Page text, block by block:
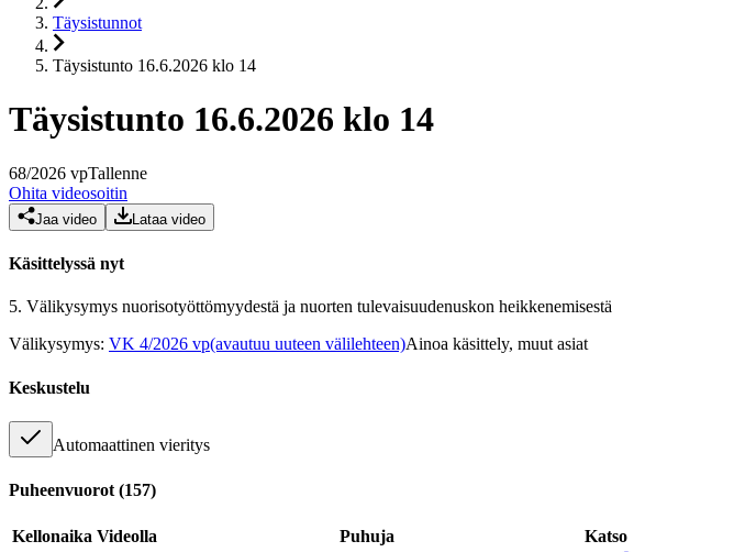
Täysistunnot
Täysistunto 16.6.2026 klo 14
Täysistunto 16.6.2026 klo 14
68/2026 vpTallenne
Ohita videosoitin
Jaa video Lataa video
Käsittelyssä nyt
5. Välikysymys nuorisotyöttömyydestä ja nuorten tulevaisuudenuskon heikkenemisestä
Välikysymys: VK 4/2026 vp(avautuu uuteen välilehteen)Ainoa käsittely, muut asiat
Keskustelu
Automaattinen vieritys
Puheenvuorot (157)
Kellonaika Videolla Puhuja
Katso